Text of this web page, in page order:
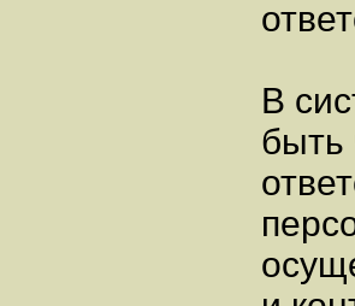
В
быть